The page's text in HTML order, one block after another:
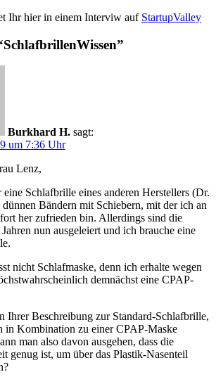
Ihr hier in einem Interviw auf StartupValley
Burkhard H. sagt:
um 7:36 Uhr
Lenz,
eine Schlafbrille eines anderen Herstellers (Dr.
Bändern mit Schiebern, mit der ich an
her zufrieden bin. Allerdings sind die
nun ausgeleiert und ich brauche eine
nicht Schlafmaske, denn ich erhalte wegen
demnächst eine CPAP-
Ihrer Beschreibung zur Standard-Schlafbrille,
in Kombination zu einer CPAP-Maske
man also davon ausgehen, dass die
genug ist, um über das Plastik-Nasenteil